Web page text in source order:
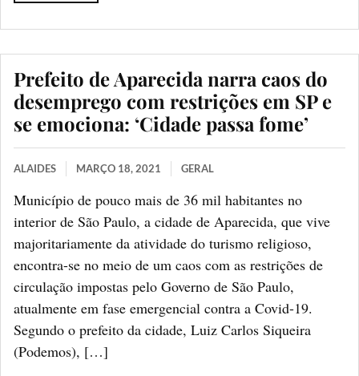
Prefeito de Aparecida narra caos do
desemprego com restrições em SP e
se emociona: ‘Cidade passa fome’
ALAIDES MARÇO 18, 2021 GERAL
Município de pouco mais de 36 mil habitantes no
interior de São Paulo, a cidade de Aparecida, que vive
majoritariamente da atividade do turismo religioso,
encontra-se no meio de um caos com as restrições de
circulação impostas pelo Governo de São Paulo,
atualmente em fase emergencial contra a Covid-19.
Segundo o prefeito da cidade, Luiz Carlos Siqueira
(Podemos), […]